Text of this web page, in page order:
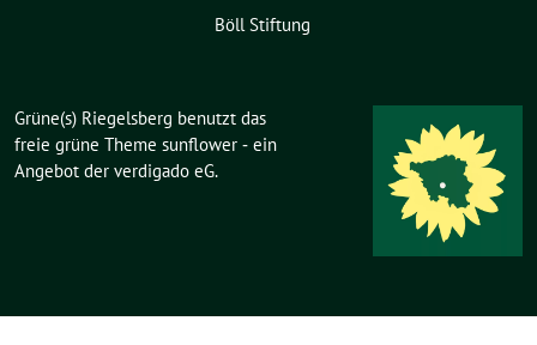
Böll Stiftung
Grüne(s) Riegelsberg benutzt das
freie grüne Theme sunflower ‐ ein
Angebot der verdigado eG.